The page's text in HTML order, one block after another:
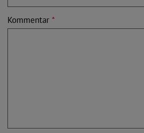
Kommentar *